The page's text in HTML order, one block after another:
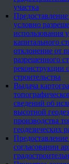
участка
условно
использования
капитального
отклонение от
разрешенного
реконструкции
строительства
Выдача
сведений об
высотной
производства
геодезических
согласовании